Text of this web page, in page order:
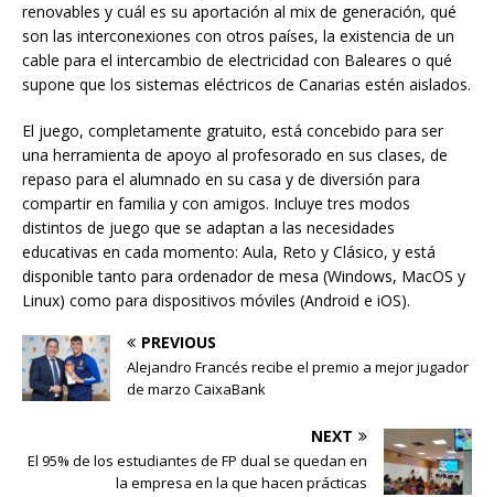
renovables y cuál es su aportación al mix de generación, qué
son las interconexiones con otros países, la existencia de un
cable para el intercambio de electricidad con Baleares o qué
supone que los sistemas eléctricos de Canarias estén aislados.
El juego, completamente gratuito, está concebido para ser
una herramienta de apoyo al profesorado en sus clases, de
repaso para el alumnado en su casa y de diversión para
compartir en familia y con amigos. Incluye tres modos
distintos de juego que se adaptan a las necesidades
educativas en cada momento: Aula, Reto y Clásico, y está
disponible tanto para ordenador de mesa (Windows, MacOS y
Linux) como para dispositivos móviles (Android e iOS).
PREVIOUS
Alejandro Francés recibe el premio a mejor jugador
de marzo CaixaBank
NEXT
El 95% de los estudiantes de FP dual se quedan en
la empresa en la que hacen prácticas